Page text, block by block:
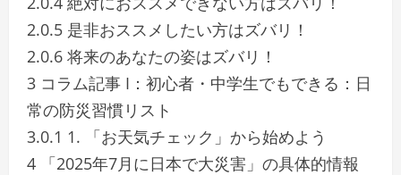
2.0.5 是非おススメしたい方はズバリ！
2.0.6 将来のあなたの姿はズバリ！
3 コラム記事 I：初心者・中学生でもできる：日
常の防災習慣リスト
3.0.1 1. 「お天気チェック」から始めよう
4 「2025年7月に日本で大災害」の具体的情報